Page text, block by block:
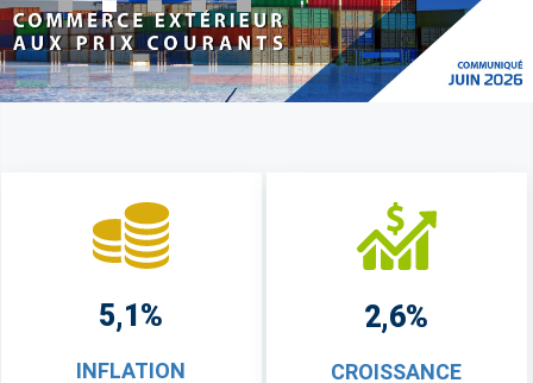
5,1%
INFLATION
2,6%
CROISSANCE